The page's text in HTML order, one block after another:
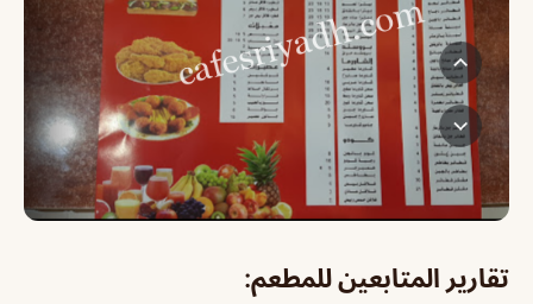
تقارير المتابعين للمطعم: